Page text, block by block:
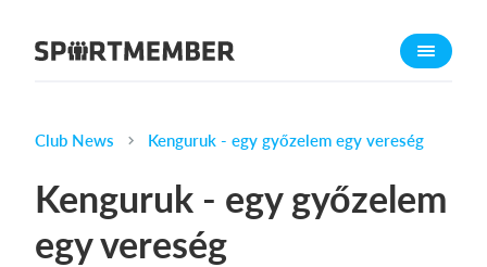
About SportMember
Features
Calendar
Club News Kenguruk - egy győzelem egy vereség
Kenguruk - egy győzelem
egy vereség